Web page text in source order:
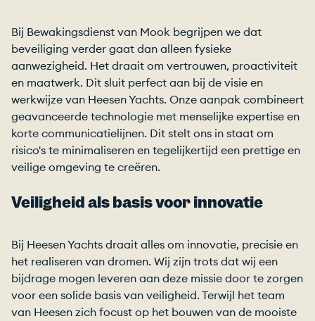
Bij Bewakingsdienst van Mook begrijpen we dat
beveiliging verder gaat dan alleen fysieke
aanwezigheid. Het draait om vertrouwen, proactiviteit
en maatwerk. Dit sluit perfect aan bij de visie en
werkwijze van Heesen Yachts. Onze aanpak combineert
geavanceerde technologie met menselijke expertise en
korte communicatielijnen. Dit stelt ons in staat om
risico's te minimaliseren en tegelijkertijd een prettige en
veilige omgeving te creëren.
Veiligheid als basis voor innovatie
Bij Heesen Yachts draait alles om innovatie, precisie en
het realiseren van dromen. Wij zijn trots dat wij een
bijdrage mogen leveren aan deze missie door te zorgen
voor een solide basis van veiligheid. Terwijl het team
van Heesen zich focust op het bouwen van de mooiste